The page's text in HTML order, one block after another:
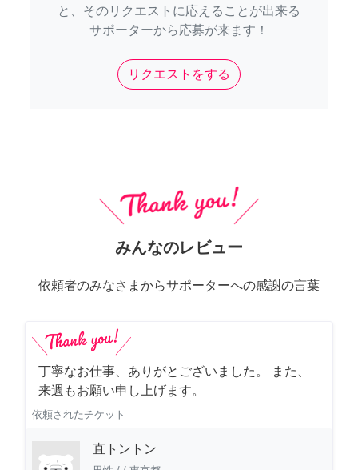
と、そのリクエストに応えることが出来る
サポーターから応募が来ます！
リクエストをする
みんなのレビュー
依頼者のみなさまからサポーターへの感謝の言葉
丁寧なお仕事、ありがとございました。 また、
来週もお願い申し上げます。
依頼されたチケット
直トントン